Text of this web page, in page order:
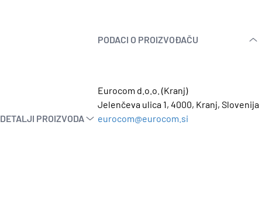
DETALJI PROIZVODA
PODACI O PROIZVOĐAČU
Eurocom d.o.o. (Kranj)
Jelenčeva ulica 1, 4000, Kranj, Slovenija
eurocom@eurocom.si